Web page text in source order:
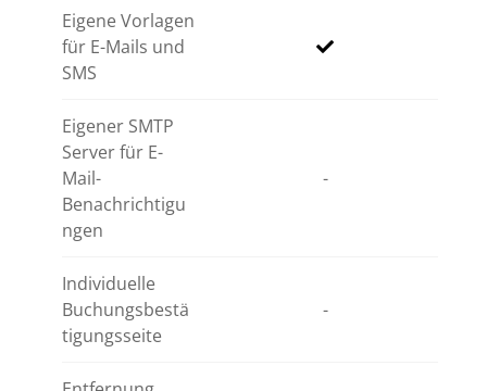
Eigene Vorlagen
für E-Mails und
SMS
Eigener SMTP
Server für E-
Mail-
Benachrichtigu
ngen
-
Individuelle
Buchungsbestä
tigungsseite
-